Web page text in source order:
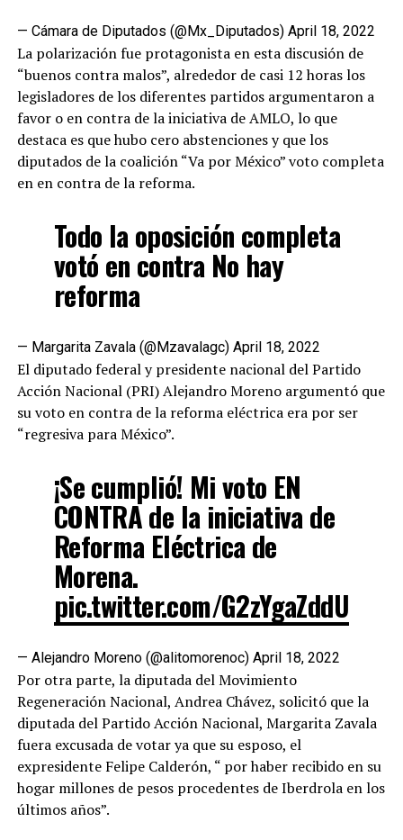
— Cámara de Diputados (@Mx_Diputados) April 18, 2022
La polarización fue protagonista en esta discusión de
“buenos contra malos”, alrededor de casi 12 horas los
legisladores de los diferentes partidos argumentaron a
favor o en contra de la iniciativa de AMLO, lo que
destaca es que hubo cero abstenciones y que los
diputados de la coalición “Va por México” voto completa
en en contra de la reforma.
Todo la oposición completa
votó en contra No hay
reforma
— Margarita Zavala (@Mzavalagc) April 18, 2022
El diputado federal y presidente nacional del Partido
Acción Nacional (PRI) Alejandro Moreno argumentó que
su voto en contra de la reforma eléctrica era por ser
“regresiva para México”.
¡Se cumplió! Mi voto EN
CONTRA de la iniciativa de
Reforma Eléctrica de
Morena.
pic.twitter.com/G2zYgaZddU
— Alejandro Moreno (@alitomorenoc) April 18, 2022
Por otra parte, la diputada del Movimiento
Regeneración Nacional, Andrea Chávez, solicitó que la
diputada del Partido Acción Nacional, Margarita Zavala
fuera excusada de votar ya que su esposo, el
expresidente Felipe Calderón, “ por haber recibido en su
hogar millones de pesos procedentes de Iberdrola en los
últimos años”.